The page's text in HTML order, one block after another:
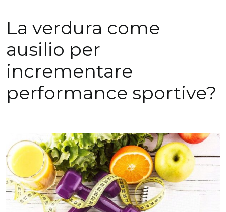
La verdura come
ausilio per
incrementare
performance sportive?